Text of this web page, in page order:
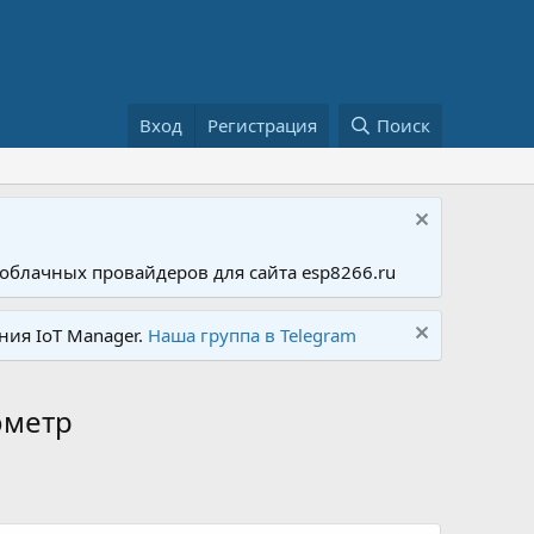
Вход Регистрация Поиск
провайдеров для сайта esp8266.ru
IoT Manager. Наша группа в Telegram